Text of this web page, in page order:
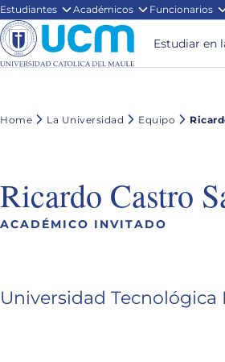
Estudiantes Académicos Funcionarios
Estudiar en
Home La Universidad Equipo
Ricardo Castro
ACADÉMICO INVITADO
Universidad